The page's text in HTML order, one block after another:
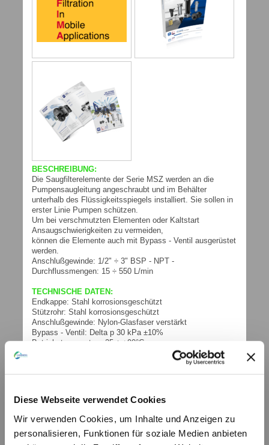
Diese Webseite verwendet Cookies
Wir verwenden Cookies, um Inhalte und Anzeigen zu
personalisieren, Funktionen für soziale Medien anbieten
BESCHREIBUNG:
Die Saugfilterelemente der Serie MSZ werden an die
Pumpensaugleitung angeschraubt und im Behälter
unterhalb des Flüssigkeitsspiegels installiert. Sie sollen in
erster Linie Pumpen schützen.
Um bei verschmutzten Elementen oder Kaltstart
Ansaugschwierigkeiten zu vermeiden,
können die Elemente auch mit Bypass - Ventil ausgerüstet
werden.
Anschlußgewinde: 1/2" ÷ 3" BSP - NPT -
Durchflussmengen: 15 ÷ 550 L/min
TECHNISCHE DATEN:
Endkappe: Stahl korrosionsgeschützt
Stützrohr: Stahl korrosionsgeschützt
Anschlußgewinde: Nylon-Glasfaser verstärkt
Bypass - Ventil: Delta p 30 kPa ±10%
Betriebstemperatur: -25 ÷ +90°C
Metallgewebe: 125µ - 250 µ
Standard: Delta p 100 kPa (1 bar)
weitere technische Informationen (PDF)
FAM